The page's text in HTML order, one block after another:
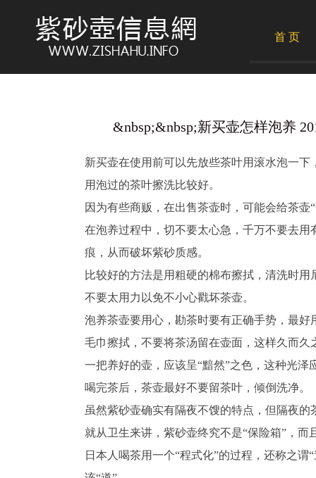
首 页
&nbsp;&nbsp;新买壶怎样泡养
新买壶在使用前可以先放些茶叶用滚水泡一
用泡过的茶叶擦洗比较好。
因为有些商贩，在出售茶壶时，可能会给茶
在泡养过程中，切不要太心急，千万不要去
痕，从而破坏紫砂质感。
比较好的方法是用粗硬的棉布擦拭，清洗时用
不要太用力以免不小心戳坏茶壶。
泡养茶壶要用心，勘茶时要有正确手势，最好
毛巾擦拭，不要将茶汤留在壶面，这样久而
一把养好的壶，应该呈“黯然”之色，这种光泽
喝完茶后，茶壶最好不要留茶叶，倾倒洗净。
虽然紫砂壶确实有隔夜不馊的特点，但隔夜的
就从卫生来讲，紫砂壶终究不是“保险箱”，
日本人喝茶用一个“程式化”的过程，还称之